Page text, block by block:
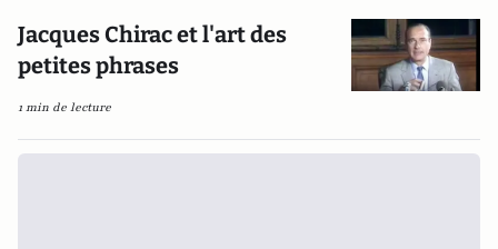
Jacques Chirac et l'art des
petites phrases
1 min de lecture